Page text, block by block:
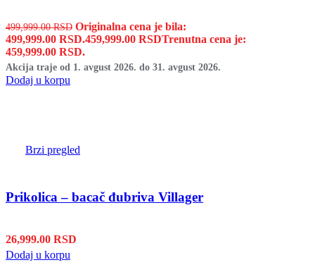
499,999.00RSD Originalna cena je bila:
499,999.00 RSD.459,999.00 RSDTrenutna cena je:
459,999.00 RSD.
Akcija traje od 1. avgust 2026. do 31. avgust 2026.
Dodaj u korpu
Brzi pregled
Prikolica – bacač đubriva Villager
26,999.00 RSD
Dodaj u korpu